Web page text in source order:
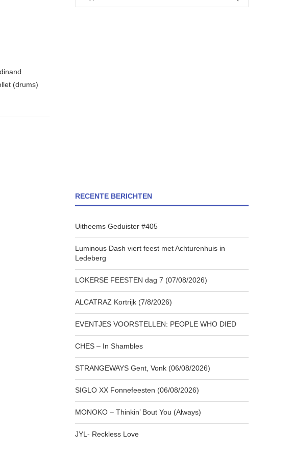
(drums)
RECENTE BERICHTEN
Uitheems Geduister #405
Luminous Dash viert feest met Achturenhuis in
Ledeberg
LOKERSE FEESTEN dag 7 (07/08/2026)
ALCATRAZ Kortrijk (7/8/2026)
EVENTJES VOORSTELLEN: PEOPLE WHO DIED
CHES – In Shambles
STRANGEWAYS Gent, Vonk (06/08/2026)
SIGLO XX Fonnefeesten (06/08/2026)
MONOKO – Thinkin’ Bout You (Always)
JYL- Reckless Love